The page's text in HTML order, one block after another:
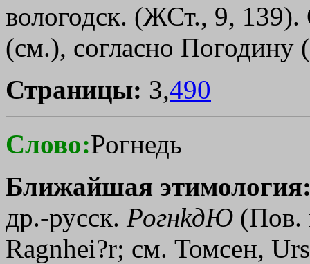
вологодск. (ЖСт., 9,
(см.), согласно
Страницы: 3,490
Слово:Рогнедь
Ближайшая
др.-русск. РогнkдЮ (Пов.
Ragnhei?r; см. Томсен,